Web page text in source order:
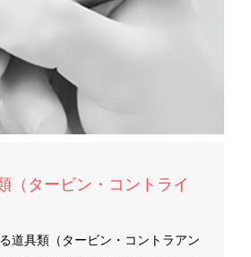
（タービン・コントライ
道具類（タービン・コントラアン